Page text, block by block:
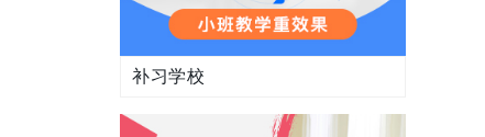
补习学校